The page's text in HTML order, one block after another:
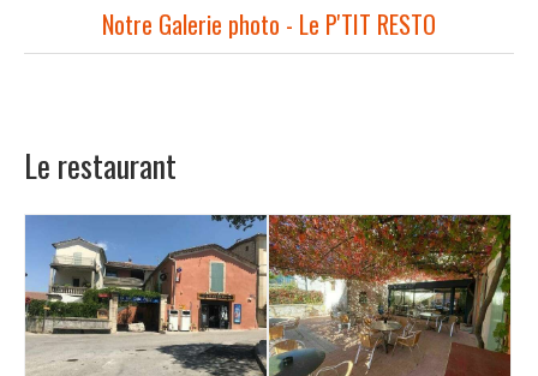
Notre Galerie photo - Le P'TIT RESTO
Le restaurant